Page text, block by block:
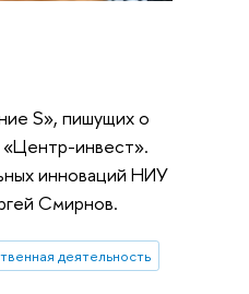
S», пишущих о
«Центр-инвест».
инноваций НИУ
Смирнов.
деятельность